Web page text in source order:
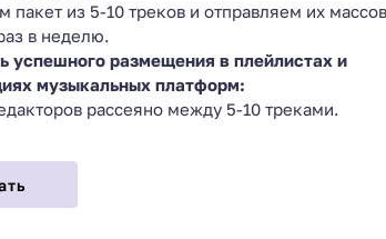
пакет из 5-10 треков и отправляем их
в неделю.
успешного размещения в плейлистах и
музыкальных платформ:
рассеяно между 5-10 треками.